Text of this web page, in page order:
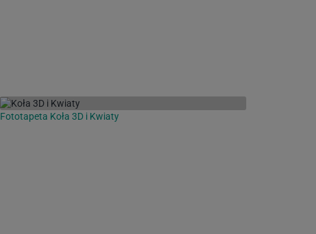
Fototapeta Koła 3D i Kwiaty